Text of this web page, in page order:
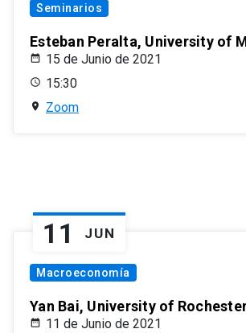
Seminarios
Esteban Peralta, University of
15 de Junio de 2021
15:30
Zoom
11 JUN
Macroeconomía
Yan Bai, University of
11 de Junio de 2021